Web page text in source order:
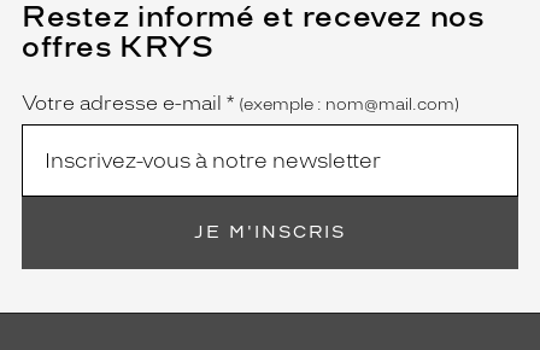
Restez informé et recevez nos
offres KRYS
Name
Votre adresse e-mail *
(Ce
champ
est
(exemple : nom@mail.com)
JE M'INSCRIS